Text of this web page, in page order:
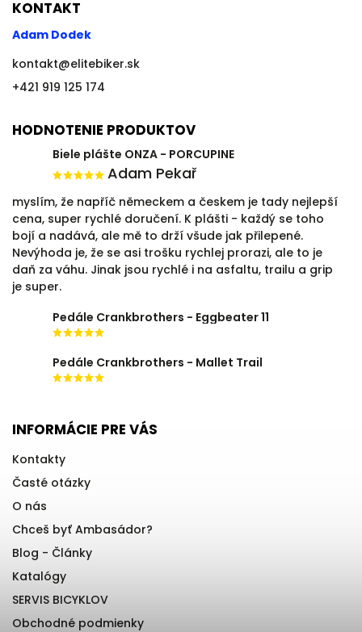
KONTAKT
Adam Dodek
kontakt@elitebiker.sk
+421 919 125 174
HODNOTENIE PRODUKTOV
Biele plášte ONZA - PORCUPINE
Adam Pekař
myslím, že napříč německem a českem je tady nejlepší
cena, super rychlé doručení. K plášti - každý se toho
bojí a nadává, ale mě to drží všude jak přilepené.
Nevýhoda je, že se asi trošku rychlej prorazi, ale to je
daň za váhu. Jinak jsou rychlé i na asfaltu, trailu a grip
je super.
Pedále Crankbrothers - Eggbeater 11
Pedále Crankbrothers - Mallet Trail
INFORMÁCIE PRE VÁS
Kontakty
Časté otázky
O nás
Chceš byť Ambasádor?
Blog - Články
Katalógy
SERVIS BICYKLOV
Obchodné podmienky